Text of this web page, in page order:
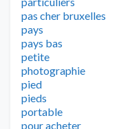
pas cher bruxelles
pays
pays bas
petite
photographie
pied
pieds
portable
pour acheter